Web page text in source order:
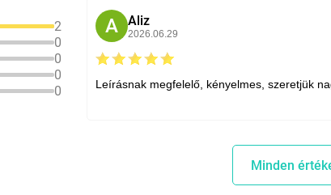
2
0
0
0
0
A Aliz
2026.06.29
Leírásnak megfelelő, kényelmes, szeretjük
Minden